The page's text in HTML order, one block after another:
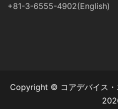
+81-3-6555-4902(English)
Copyright © コアデバイス・